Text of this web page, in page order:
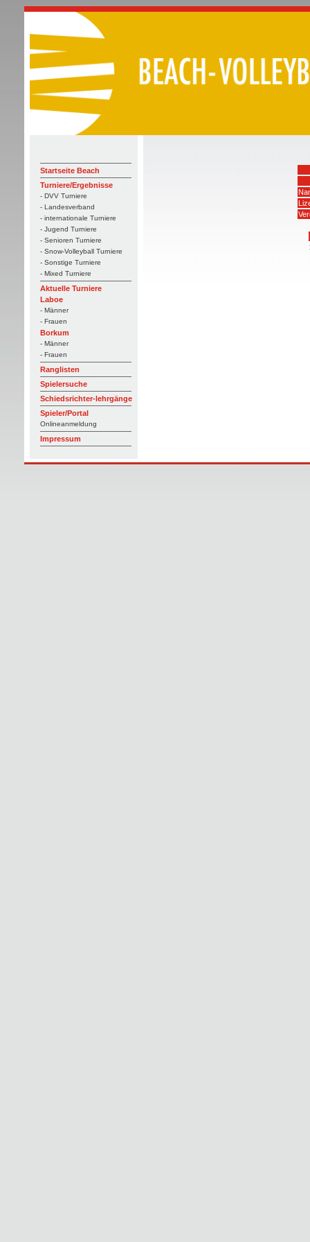
Startseite Beach
Turniere/Ergebnisse
- DVV Turniere
- Landesverband
- internationale Turniere
- Jugend Turniere
- Senioren Turniere
- Snow-Volleyball Turniere
- Sonstige Turniere
- Mixed Turniere
Aktuelle Turniere
Laboe
- Männer
- Frauen
Borkum
- Männer
- Frauen
Ranglisten
Spielersuche
Schiedsrichter-lehrgänge
Spieler/Portal
Onlineanmeldung
Impressum